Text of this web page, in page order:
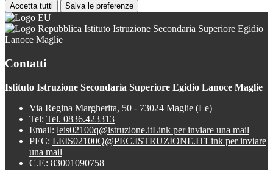
Accetta tutti Salva le preferenze
Istituto Istruzione Secondaria Superiore Egidio
Lanoce Maglie
Contatti
Istituto Istruzione Secondaria Superiore Egidio Lanoce Maglie
Via Regina Margherita, 50 - 73024 Maglie (Le)
Tel: Tel. 0836.423313
Email: leis02100q@istruzione.itLink per inviare una mail
PEC: LEIS02100Q@PEC.ISTRUZIONE.ITLink per inviare
una mail
C.F.: 83001090758